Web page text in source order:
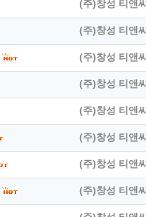
(주)창성 티앤씨
(주)창성 티앤씨
(주)창성 티앤씨
(주)창성 티앤씨
(주)창성 티앤씨
(주)창성 티앤씨
(주)창성 티앤씨
(주)창성 티앤씨